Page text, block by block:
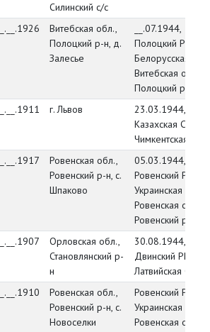
Силинский с/с
__.__.1926
Витебская обл.,
Полоцкий р-н, д.
Залесье
__.07.1944,
Полоцкий РВК,
Белорусская
Витебская обл.,
Полоцкий р-н
__.__.1911 г. Львов
23.03.1944,
Казахская ССР,
Чимкентская обл.
__.__.1917
Ровенская обл.,
Ровенский р-н, с.
Шпаково
05.03.1944,
Ровенский РВК,
Украинская ССР,
Ровенская обл.,
Ровенский р-н
__.__.1907
Орловская обл.,
Становлянский р-
н
30.08.1944,
Двинский РВК,
Латвийская ССР
__.__.1910
Ровенская обл.,
Ровенский р-н, с.
Новоселки
Ровенский РВК,
Украинская ССР,
Ровенская обл.,